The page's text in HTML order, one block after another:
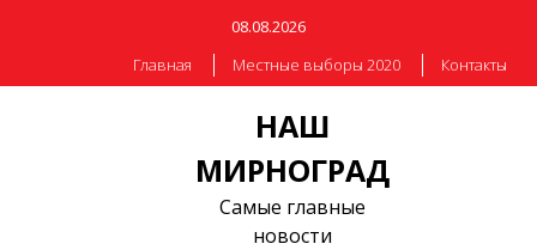
08.08.2026
Главная
Местные выборы 2020 Контакты
НАШ
МИРНОГРАД
Самые главные
новости